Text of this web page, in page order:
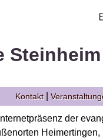
Steinheim
Kontakt|
der